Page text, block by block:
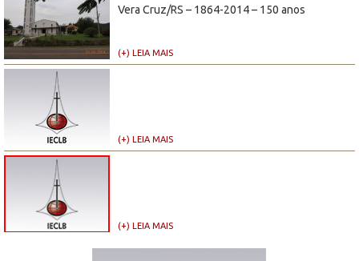
Vera Cruz/RS – 1864-2014 – 150 anos
(+) LEIA MAIS
(+) LEIA MAIS
(+) LEIA MAIS